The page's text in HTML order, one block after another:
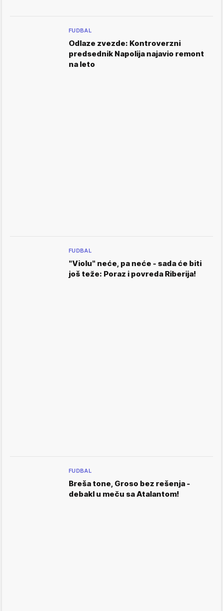
FUDBAL
Odlaze zvezde: Kontroverzni
predsednik Napolija najavio remont
na leto
FUDBAL
"Violu" neće, pa neće - sada će biti
još teže: Poraz i povreda Riberija!
FUDBAL
Breša tone, Groso bez rešenja -
debakl u meču sa Atalantom!